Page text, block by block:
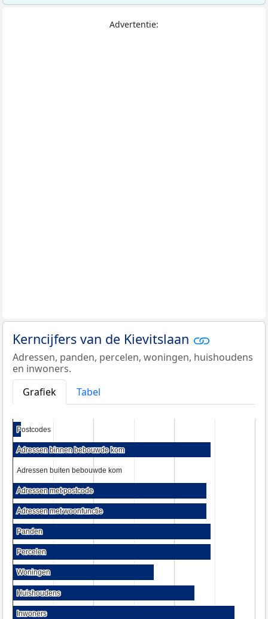
Advertentie:
Kerncijfers van de Kievitslaan
Adressen, panden, percelen, woningen, huishoudens
en inwoners.
Grafiek
Tabel
Postcodes
Postcodes
Adressen binnen bebouwde kom
Adressen binnen bebouwde kom
Adressen buiten bebouwde kom
Adressen buiten bebouwde kom
Adressen met postcode
Adressen met postcode
Adressen met woonfunctie
Adressen met woonfunctie
Panden
Panden
Percelen
Percelen
Woningen
Woningen
Huishoudens
Huishoudens
Inwoners
Inwoners